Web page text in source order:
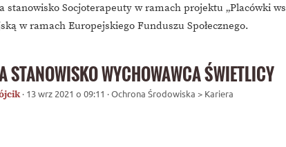
stanowisko Socjoterapeuty w ramach projektu „Placówki
w ramach Europejskiego Funduszu Społecznego.
STANOWISKO WYCHOWAWCA ŚWIETLICY
· 13 wrz 2021 o 09:11 · Ochrona Środowiska > Kariera